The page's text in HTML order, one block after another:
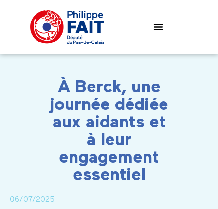
À Berck, une
journée dédiée
aux aidants et
à leur
engagement
essentiel
06/07/2025